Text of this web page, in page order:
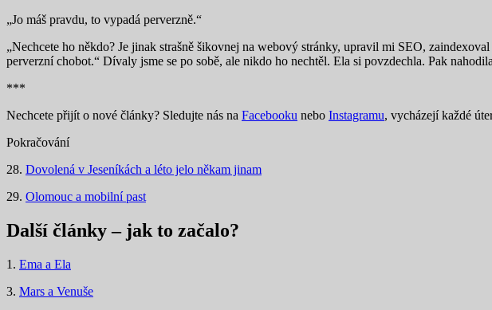
„Jo máš pravdu, to vypadá perverzně.“
„Nechcete ho někdo? Je jinak strašně šikovnej na webový stránky, upravil mi SEO,
perverzní chobot.“ Dívaly jsme se po sobě, ale nikdo ho nechtěl. Ela si povzdechla. Pak
***
Nechcete přijít o nové články? Sledujte nás na Facebooku nebo Instagramu, vycházejí každé
Pokračování
28. Dovolená v Jeseníkách a léto jelo někam jinam
29. Olomouc a mobilní past
Další články – jak to začalo?
1. Ema a Ela
3. Mars a Venuše